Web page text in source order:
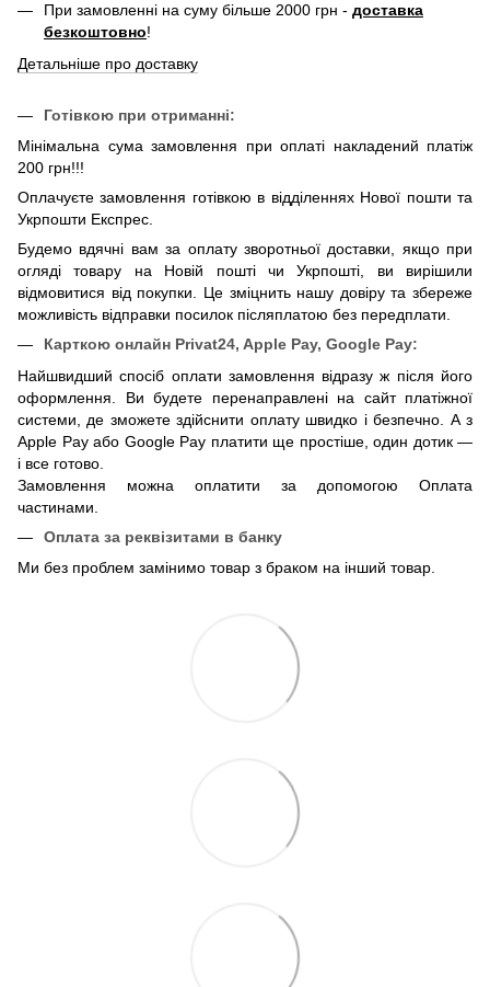
При замовленні на суму більше 2000 грн - доставка
безкоштовно!
Детальніше про доставку
Готівкою при отриманні:
Мінімальна сума замовлення при оплаті накладений платіж
200 грн!!!
Оплачуєте замовлення готівкою в відділеннях Нової пошти та
Укрпошти Експрес.
Будемо вдячні вам за оплату зворотньої доставки, якщо при
огляді товару на Новій пошті чи Укрпошті, ви вирішили
відмовитися від покупки. Це зміцнить нашу довіру та збереже
можливість відправки посилок післяплатою без передплати.
Карткою онлайн Privat24, Apple Pay, Google Pay:
Найшвидший спосіб оплати замовлення відразу ж після його
оформлення. Ви будете перенаправлені на сайт платіжної
системи, де зможете здійснити оплату швидко і безпечно. А з
Apple Pay або Google Pay платити ще простіше, один дотик —
і все готово.
Замовлення можна оплатити за допомогою Оплата
частинами.
Оплата за реквізитами в банку
Ми без проблем замінимо товар з браком на інший товар.